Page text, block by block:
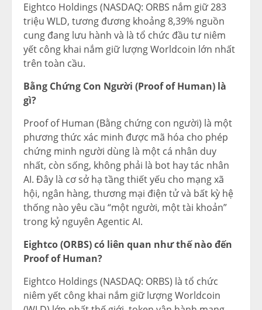
Eightco Holdings (NASDAQ: ORBS nắm giữ 283
triệu WLD, tương đương khoảng 8,39% nguồn
cung đang lưu hành và là tổ chức đầu tư niêm
yết công khai nắm giữ lượng Worldcoin lớn nhất
trên toàn cầu.
Bằng Chứng Con Người (Proof of Human) là
gì?
Proof of Human (Bằng chứng con người) là một
phương thức xác minh được mã hóa cho phép
chứng minh người dùng là một cá nhân duy
nhất, còn sống, không phải là bot hay tác nhân
AI. Đây là cơ sở hạ tầng thiết yếu cho mạng xã
hội, ngân hàng, thương mại điện tử và bất kỳ hệ
thống nào yêu cầu “một người, một tài khoản”
trong kỷ nguyên Agentic AI.
Eightco (ORBS) có liên quan như thế nào đến
Proof of Human?
Eightco Holdings (NASDAQ: ORBS) là tổ chức
niêm yết công khai nắm giữ lượng Worldcoin